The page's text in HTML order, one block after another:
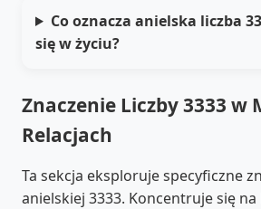
Co oznacza anielska liczba
się w życiu?
Znaczenie Liczby 3333 w
Relacjach
Ta sekcja eksploruje specyficzne
anielskiej 3333. Koncentruje się